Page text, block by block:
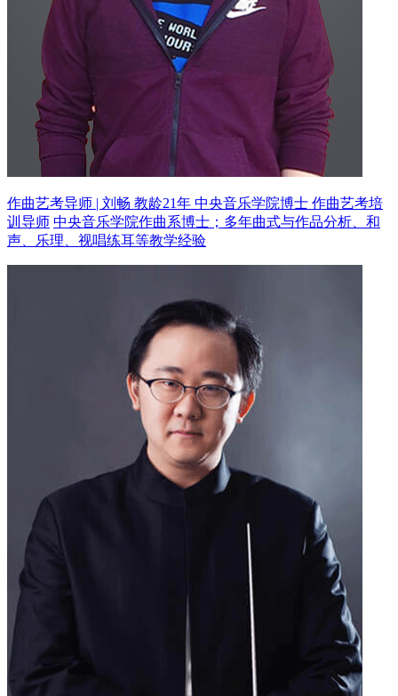
作曲艺考导师 | 刘畅 教龄21年 中央音乐学院博士 作曲艺考培
训导师 中央音乐学院作曲系博士；多年曲式与作品分析、和
声、乐理、视唱练耳等教学经验